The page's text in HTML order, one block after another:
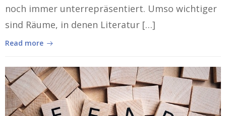
noch immer unterrepräsentiert. Umso wichtiger
sind Räume, in denen Literatur […]
Read more